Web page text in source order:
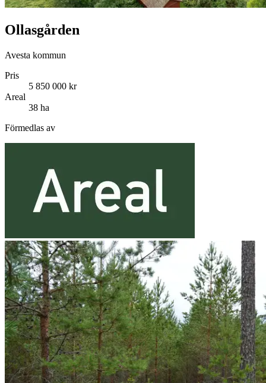
Ollasgården
Avesta kommun
Pris
5 850 000 kr
Areal
38 ha
Förmedlas av